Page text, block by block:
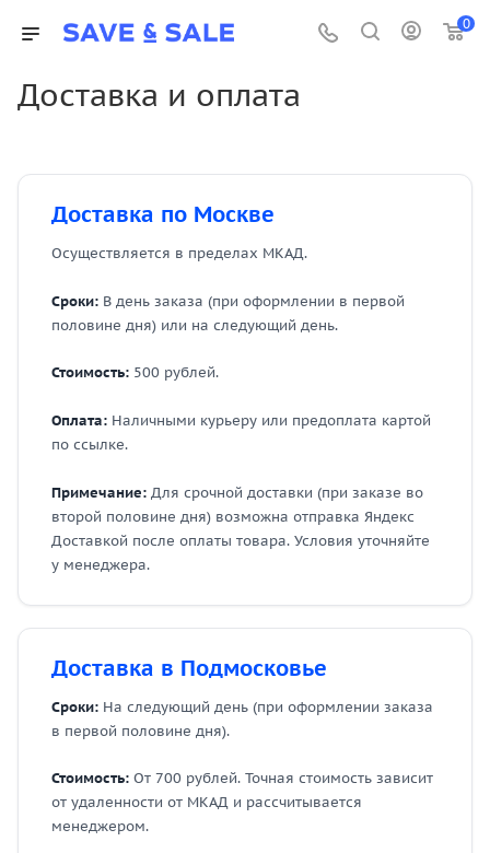
0
Доставка и оплата
Доставка по Москве
Осуществляется в пределах МКАД.
Сроки: В день заказа (при оформлении в первой
половине дня) или на следующий день.
Стоимость: 500 рублей.
Оплата: Наличными курьеру или предоплата картой
по ссылке.
Примечание: Для срочной доставки (при заказе во
второй половине дня) возможна отправка Яндекс
Доставкой после оплаты товара. Условия уточняйте
у менеджера.
Доставка в Подмосковье
Сроки: На следующий день (при оформлении заказа
в первой половине дня).
Стоимость: От 700 рублей. Точная стоимость зависит
от удаленности от МКАД и рассчитывается
менеджером.